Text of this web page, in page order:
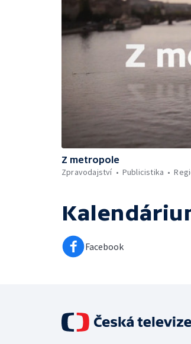
Z metropole
Zpravodajství
Publicistika
Facebook